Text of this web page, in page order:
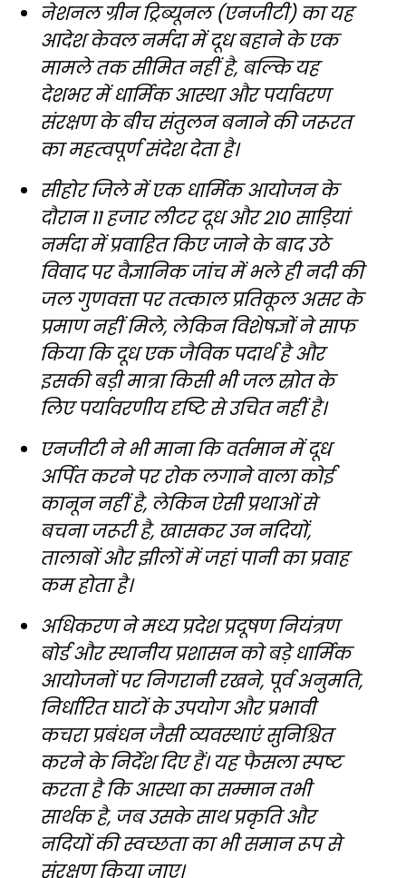
नेशनल ग्रीन ट्रिब्यूनल (एनजीटी) का यह
आदेश केवल नर्मदा में दूध बहाने के एक
मामले तक सीमित नहीं है, बल्कि यह
देशभर में धार्मिक आस्था और पर्यावरण
संरक्षण के बीच संतुलन बनाने की जरूरत
का महत्वपूर्ण संदेश देता है।
सीहोर जिले में एक धार्मिक आयोजन के
दौरान 11 हजार लीटर दूध और 210 साड़ियां
नर्मदा में प्रवाहित किए जाने के बाद उठे
विवाद पर वैज्ञानिक जांच में भले ही नदी की
जल गुणवत्ता पर तत्काल प्रतिकूल असर के
प्रमाण नहीं मिले, लेकिन विशेषज्ञों ने साफ
किया कि दूध एक जैविक पदार्थ है और
इसकी बड़ी मात्रा किसी भी जल स्रोत के
लिए पर्यावरणीय दृष्टि से उचित नहीं है।
एनजीटी ने भी माना कि वर्तमान में दूध
अर्पित करने पर रोक लगाने वाला कोई
कानून नहीं है, लेकिन ऐसी प्रथाओं से
बचना जरूरी है, खासकर उन नदियों,
तालाबों और झीलों में जहां पानी का प्रवाह
कम होता है।
अधिकरण ने मध्य प्रदेश प्रदूषण नियंत्रण
बोर्ड और स्थानीय प्रशासन को बड़े धार्मिक
आयोजनों पर निगरानी रखने, पूर्व अनुमति,
निर्धारित घाटों के उपयोग और प्रभावी
कचरा प्रबंधन जैसी व्यवस्थाएं सुनिश्चित
करने के निर्देश दिए हैं। यह फैसला स्पष्ट
करता है कि आस्था का सम्मान तभी
सार्थक है, जब उसके साथ प्रकृति और
नदियों की स्वच्छता का भी समान रूप से
संरक्षण किया जाए।